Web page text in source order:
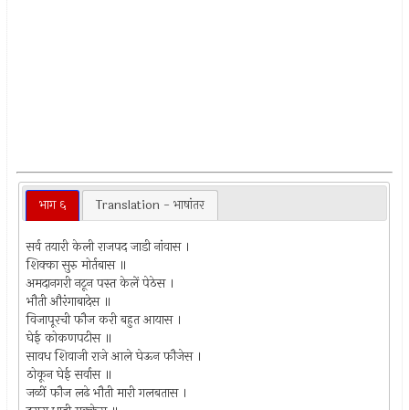
भाग ६ Translation - भाषांतर
सर्व तयारी केली राजपद जाडी नांवास ।
शिक्का सुरु मोर्तबास ॥
अमदानगरी नटून पस्त केलें पेठेस ।
भौती औरंगाबादेस ॥
विजापूरची फौज करी बहुत आयास ।
घेई कोकणपटीस ॥
सावध शिवाजी राजे आले घेऊन फौजेस ।
ठोकून घेई सर्वास ॥
जळीं फौज लढे भौती मारी गलबतास ।